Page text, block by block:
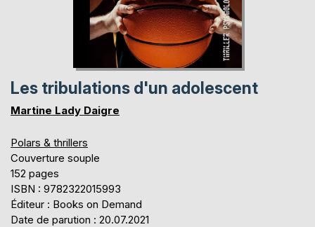
Les tribulations d'un adolescent
Martine Lady Daigre
Polars & thrillers
Couverture souple
152 pages
ISBN : 9782322015993
Éditeur : Books on Demand
Date de parution : 20.07.2021